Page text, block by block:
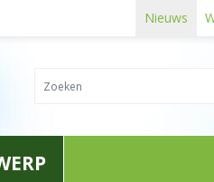
Nieuws